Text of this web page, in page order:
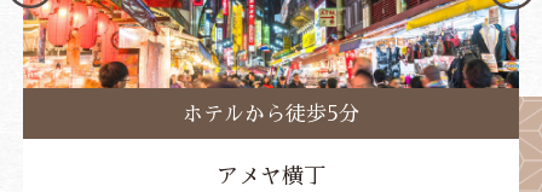
ホテルから徒歩5分
アメヤ横丁